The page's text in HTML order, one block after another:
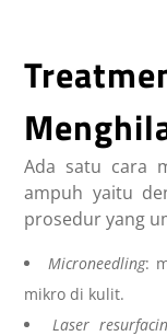
Ada satu cara
ampuh yaitu
prosedur yang
Microneedling:
mikro di kulit.
Laser